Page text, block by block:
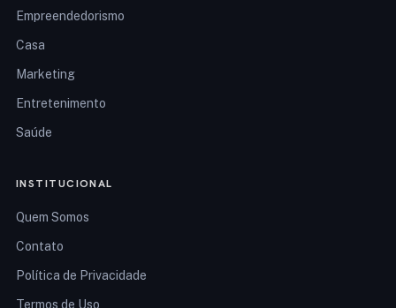
Empreendedorismo
Casa
Marketing
Entretenimento
Saúde
INSTITUCIONAL
Quem Somos
Contato
Política de Privacidade
Termos de Uso